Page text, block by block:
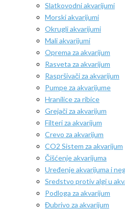
Slatkovodni akvarijumi
Morski akvarijumi
Okrugli akvarijumi
Mali akvarijumi
Oprema za akvarijum
Rasveta za akvarijum
Raspršivači za akvarijum
Pumpe za akvarijume
Hranilice za ribice
Grejači za akvarijum
Filteri za akvarijum
Crevo za akvarijum
CO2 Sistem za akvarijum
Čišćenje akvarijuma
Uređenje akvarijuma i
Sredstvo protiv algi u
Podloga za akvarijum
Đubrivo za akvarijum